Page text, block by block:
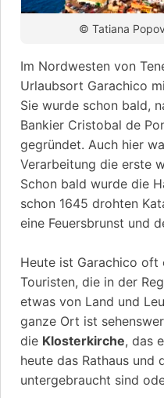
© Tatiana
Im Nordwesten von
Urlaubsort Garachico
Sie wurde schon bald,
Bankier Cristobal de
gegründet. Auch hier
Verarbeitung die erste
Schon bald wurde die
schon 1645 drohten
eine Feuersbrunst und
Heute ist Garachico oft
Touristen, die in der
etwas von Land und
ganze Ort ist
die Klosterkirche, das
heute das Rathaus und
untergebraucht sind